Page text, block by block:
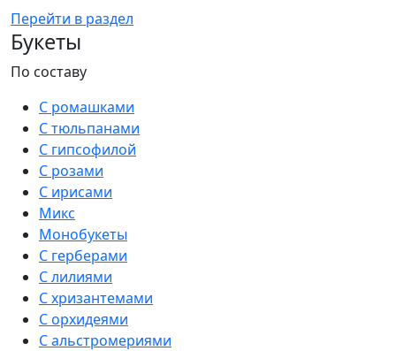
Перейти в раздел
Букеты
По составу
С ромашками
С тюльпанами
С гипсофилой
С розами
С ирисами
Микс
Монобукеты
С герберами
С лилиями
С хризантемами
С орхидеями
С альстромериями